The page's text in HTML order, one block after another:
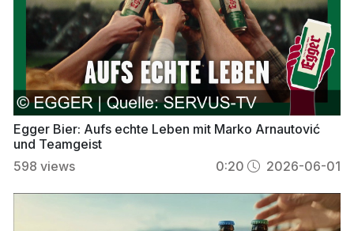
Egger Bier: Aufs echte Leben mit Marko Arnautović
und Teamgeist
598 views 0:20 2026-06-01